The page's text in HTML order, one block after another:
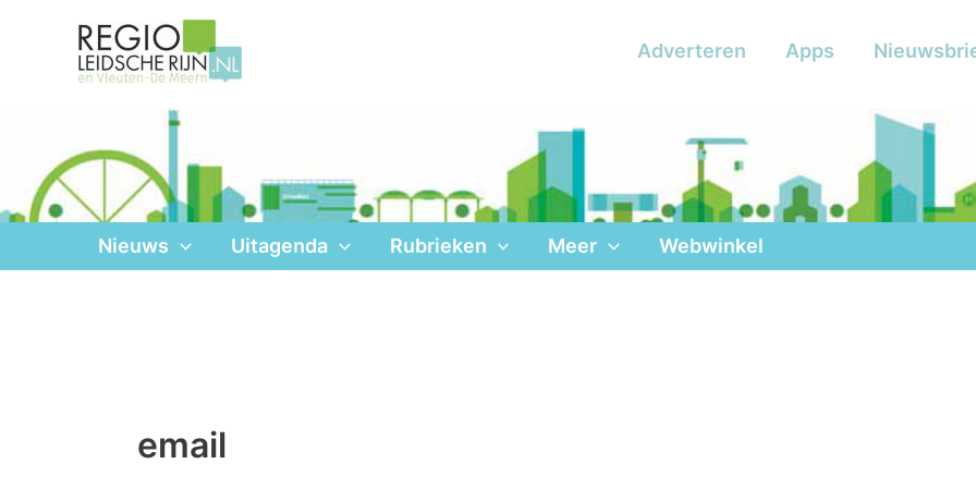
Adverteren Apps
Nieuws Uitagenda Rubrieken Meer Webwinkel
email